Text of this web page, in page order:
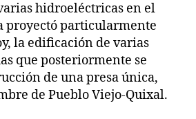
hidroeléctricas en el
proyectó particularmente
la edificación de varias
que posteriormente se
de una presa única,
de Pueblo Viejo-Quixal.